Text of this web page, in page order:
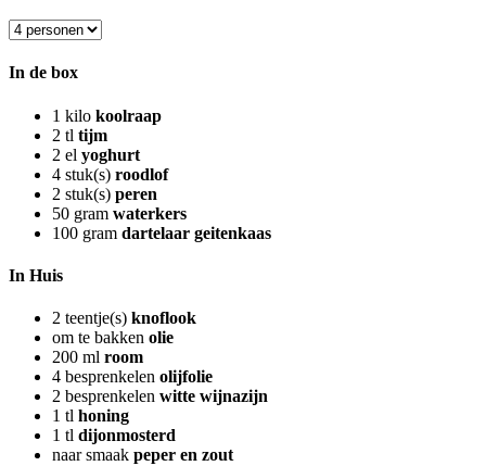
In de box
1 kilo koolraap
2 tl tijm
2 el yoghurt
4 stuk(s) roodlof
2 stuk(s) peren
50 gram waterkers
100 gram dartelaar geitenkaas
In Huis
2 teentje(s) knoflook
om te bakken olie
200 ml room
4 besprenkelen olijfolie
2 besprenkelen witte wijnazijn
1 tl honing
1 tl dijonmosterd
naar smaak peper en zout